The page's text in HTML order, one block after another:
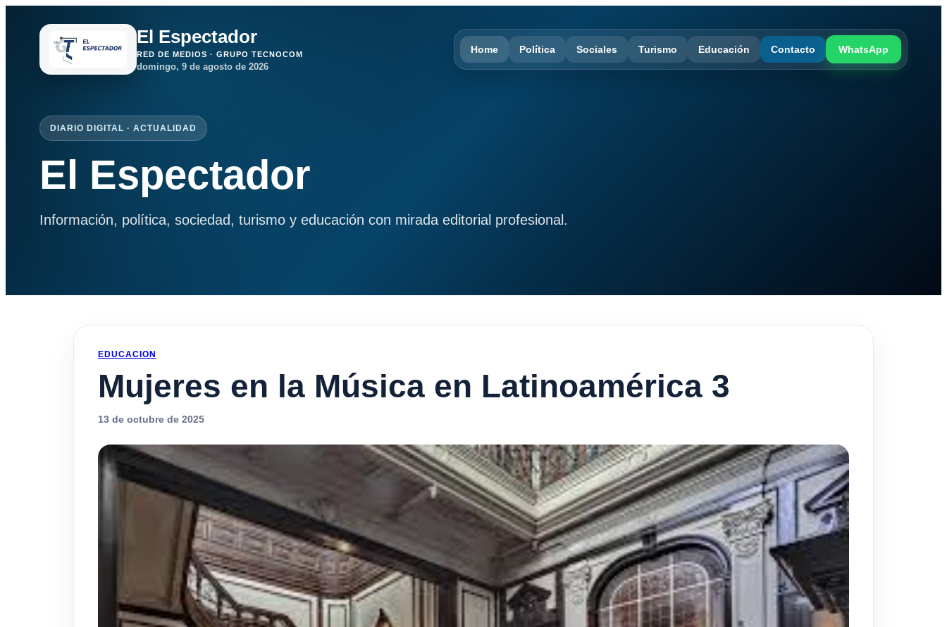
El Espectador
RED DE MEDIOS · GRUPO TECNOCOM
domingo, 9 de agosto de 2026
Home Política Sociales Turismo Educación Contacto WhatsApp
DIARIO DIGITAL · ACTUALIDAD
El Espectador
Información, política, sociedad, turismo y educación con mirada editorial profesional.
EDUCACION
Mujeres en la Música en Latinoamérica 3
13 de octubre de 2025